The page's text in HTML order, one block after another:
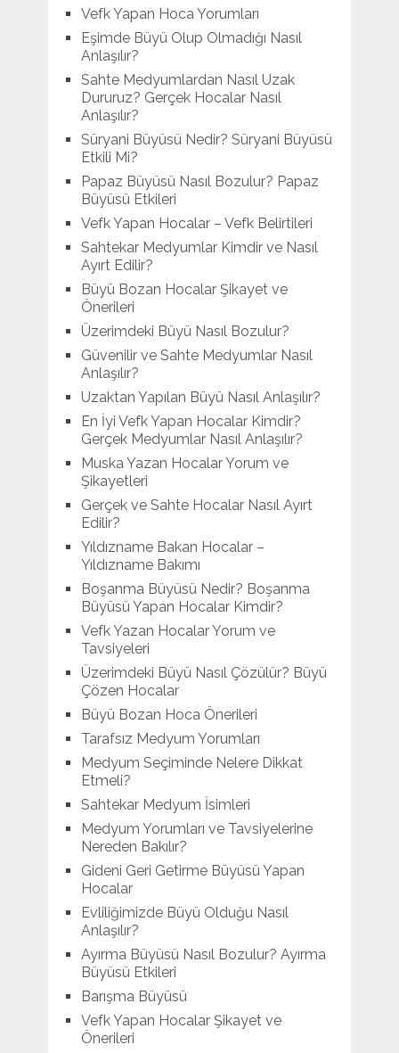
Vefk Yapan Hoca Yorumları
Eşimde Büyü Olup Olmadığı Nasıl
Anlaşılır?
Sahte Medyumlardan Nasıl Uzak
Dururuz? Gerçek Hocalar Nasıl
Anlaşılır?
Süryani Büyüsü Nedir? Süryani Büyüsü
Etkili Mi?
Papaz Büyüsü Nasıl Bozulur? Papaz
Büyüsü Etkileri
Vefk Yapan Hocalar – Vefk Belirtileri
Sahtekar Medyumlar Kimdir ve Nasıl
Ayırt Edilir?
Büyü Bozan Hocalar Şikayet ve
Önerileri
Üzerimdeki Büyü Nasıl Bozulur?
Güvenilir ve Sahte Medyumlar Nasıl
Anlaşılır?
Uzaktan Yapılan Büyü Nasıl Anlaşılır?
En İyi Vefk Yapan Hocalar Kimdir?
Gerçek Medyumlar Nasıl Anlaşılır?
Muska Yazan Hocalar Yorum ve
Şikayetleri
Gerçek ve Sahte Hocalar Nasıl Ayırt
Edilir?
Yıldızname Bakan Hocalar –
Yıldızname Bakımı
Boşanma Büyüsü Nedir? Boşanma
Büyüsü Yapan Hocalar Kimdir?
Vefk Yazan Hocalar Yorum ve
Tavsiyeleri
Üzerimdeki Büyü Nasıl Çözülür? Büyü
Çözen Hocalar
Büyü Bozan Hoca Önerileri
Tarafsız Medyum Yorumları
Medyum Seçiminde Nelere Dikkat
Etmeli?
Sahtekar Medyum İsimleri
Medyum Yorumları ve Tavsiyelerine
Nereden Bakılır?
Gideni Geri Getirme Büyüsü Yapan
Hocalar
Evliliğimizde Büyü Olduğu Nasıl
Anlaşılır?
Ayırma Büyüsü Nasıl Bozulur? Ayırma
Büyüsü Etkileri
Barışma Büyüsü
Vefk Yapan Hocalar Şikayet ve
Önerileri